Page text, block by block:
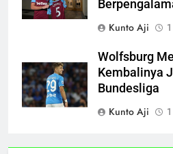
Kunto Aji
Wolfsburg
Kembalinya
Bundesliga
Kunto Aji